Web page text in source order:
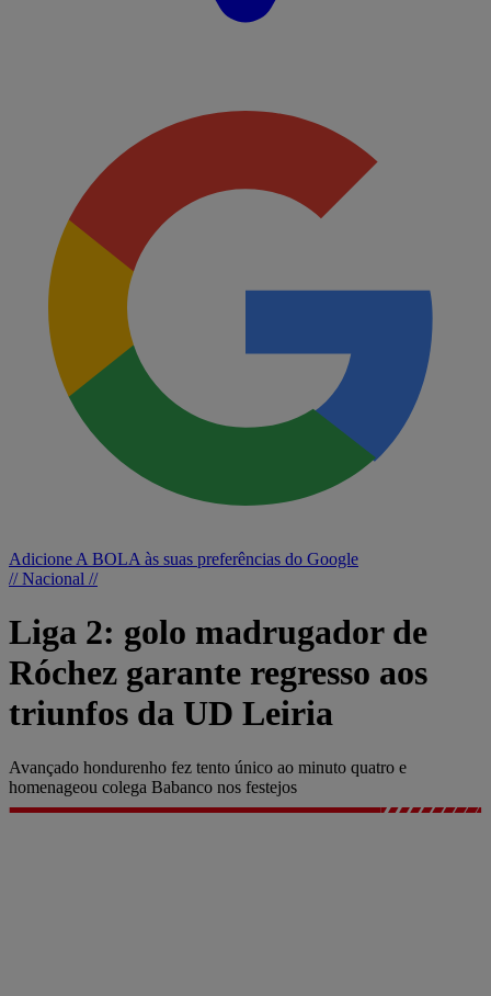
Adicione A BOLA às suas preferências do Google
// Nacional //
Liga 2: golo madrugador de
Róchez garante regresso aos
triunfos da UD Leiria
Avançado hondurenho fez tento único ao minuto quatro e
homenageou colega Babanco nos festejos